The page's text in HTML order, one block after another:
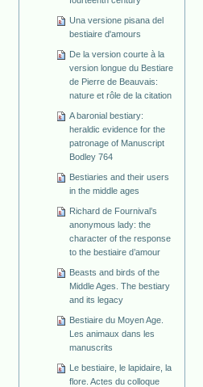
Una versione pisana del
bestiaire d'amours
De la version courte à la
version longue du Bestiare
de Pierre de Beauvais:
nature et rôle de la citation
A baronial bestiary:
heraldic evidence for the
patronage of Manuscript
Bodley 764
Bestiaries and their users
in the middle ages
Richard de Fournival’s
anonymous lady: the
character of the response
to the bestiaire d’amour
Beasts and birds of the
Middle Ages. The bestiary
and its legacy
Bestiaire du Moyen Age.
Les animaux dans les
manuscrits
Le bestiaire, le lapidaire, la
flore. Actes du colloque